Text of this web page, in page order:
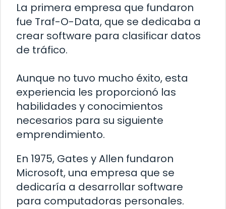
La primera empresa que fundaron
fue Traf-O-Data, que se dedicaba a
crear software para clasificar datos
de tráfico.
Aunque no tuvo mucho éxito, esta
experiencia les proporcionó las
habilidades y conocimientos
necesarios para su siguiente
emprendimiento.
En 1975, Gates y Allen fundaron
Microsoft, una empresa que se
dedicaría a desarrollar software
para computadoras personales.